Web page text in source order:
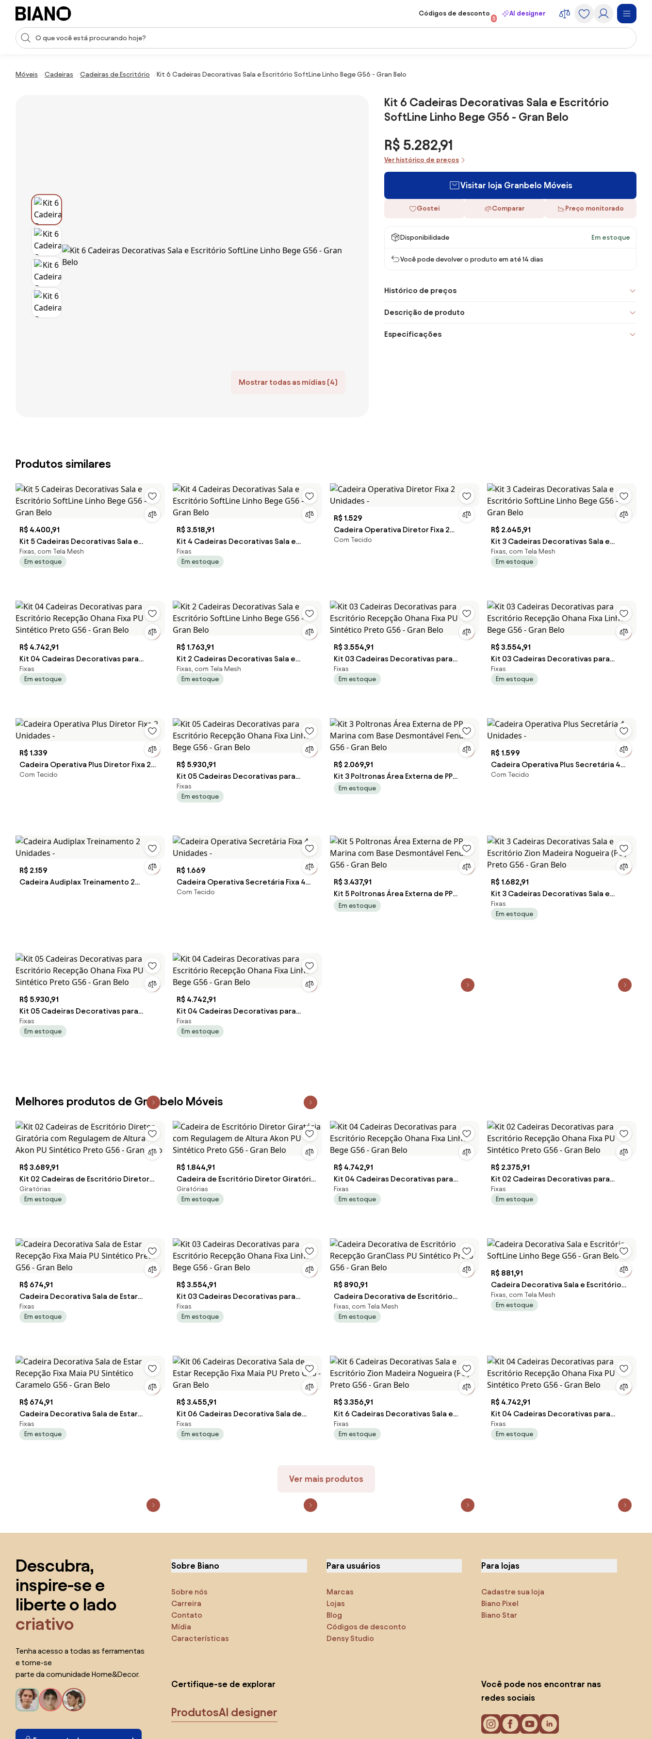
Saltar para o conteúdo
Entrada de pesquisa
Códigos de desconto
5
AI designer
Móveis Cadeiras Cadeiras de Escritório Kit 6 Cadeiras Decorativas Sala e Escritório SoftLine Linho Bege G56 - Gran Belo
Mostrar todas as mídias (4)
Kit 6 Cadeiras Decorativas Sala e Escritório
SoftLine Linho Bege G56 - Gran Belo
R$ 5.282,91
Ver histórico de preços
Visitar loja Granbelo Móveis
Gostei Comparar Preço monitorado
Disponibilidade Em estoque
Você pode devolver o produto em até 14 dias
Histórico de preços
Descrição de produto
Especificações
Produtos similares
R$ 4.400,91
Kit 5 Cadeiras Decorativas Sala e
Escritório SoftLine Linho Bege G56 -
Gran Belo
Fixas, com Tela Mesh
Em estoque
R$ 3.518,91
Kit 4 Cadeiras Decorativas Sala e
Escritório SoftLine Linho Bege G56 -
Gran Belo
Fixas
Em estoque
R$ 1.529
Cadeira Operativa Diretor Fixa 2
Unidades -
Com Tecido
R$ 2.645,91
Kit 3 Cadeiras Decorativas Sala e
Escritório SoftLine Linho Bege G56 -
Gran Belo
Fixas, com Tela Mesh
Em estoque
R$ 4.742,91
Kit 04 Cadeiras Decorativas para
Escritório Recepção Ohana Fixa PU
Sintético Preto G56 - Gran Belo
Fixas
Em estoque
R$ 1.763,91
Kit 2 Cadeiras Decorativas Sala e
Escritório SoftLine Linho Bege G56 -
Gran Belo
Fixas, com Tela Mesh
Em estoque
R$ 3.554,91
Kit 03 Cadeiras Decorativas para
Escritório Recepção Ohana Fixa PU
Sintético Preto G56 - Gran Belo
Fixas
Em estoque
R$ 3.554,91
Kit 03 Cadeiras Decorativas para
Escritório Recepção Ohana Fixa Linho
Bege G56 - Gran Belo
Fixas
Em estoque
R$ 1.339
Cadeira Operativa Plus Diretor Fixa 2
Unidades -
Com Tecido
R$ 5.930,91
Kit 05 Cadeiras Decorativas para
Escritório Recepção Ohana Fixa Linho
Bege G56 - Gran Belo
Fixas
Em estoque
R$ 2.069,91
Kit 3 Poltronas Área Externa de PP
Marina com Base Desmontável Fendi
Em estoque
R$ 1.599
Cadeira Operativa Plus Secretária 4
Unidades -
Com Tecido
R$ 2.159
Cadeira Audiplax Treinamento 2
R$ 1.669
Cadeira Operativa Secretária Fixa 4
Unidades -
Com Tecido
R$ 3.437,91
Kit 5 Poltronas Área Externa de PP
Marina com Base Desmontável Fendi
Em estoque
R$ 1.682,91
Kit 3 Cadeiras Decorativas Sala e
Escritório Zion Madeira Nogueira (PU)
Preto G56 - Gran Belo
Fixas
Em estoque
R$ 5.930,91
Kit 05 Cadeiras Decorativas para
Escritório Recepção Ohana Fixa PU
Sintético Preto G56 - Gran Belo
Fixas
Em estoque
R$ 4.742,91
Kit 04 Cadeiras Decorativas para
Escritório Recepção Ohana Fixa Linho
Bege G56 - Gran Belo
Fixas
Em estoque
Melhores produtos de Granbelo Móveis
R$ 3.689,91
Kit 02 Cadeiras de Escritório Diretor
Giratória com Regulagem de Altura
Akon PU Sintético Preto G56 - Gran
Giratórias
Em estoque
R$ 1.844,91
Cadeira de Escritório Diretor Giratória
com Regulagem de Altura Akon PU
Sintético Preto G56 - Gran Belo
Giratórias
Em estoque
R$ 4.742,91
Kit 04 Cadeiras Decorativas para
Escritório Recepção Ohana Fixa Linho
Bege G56 - Gran Belo
Fixas
Em estoque
R$ 2.375,91
Kit 02 Cadeiras Decorativas para
Escritório Recepção Ohana Fixa PU
Sintético Preto G56 - Gran Belo
Fixas
Em estoque
R$ 674,91
Cadeira Decorativa Sala de Estar
Recepção Fixa Maia PU Sintético Preto
G56 - Gran Belo
Fixas
Em estoque
R$ 3.554,91
Kit 03 Cadeiras Decorativas para
Escritório Recepção Ohana Fixa Linho
Bege G56 - Gran Belo
Fixas
Em estoque
R$ 890,91
Cadeira Decorativa de Escritório
Recepção GranClass PU Sintético
Preto G56 - Gran Belo
Fixas, com Tela Mesh
Em estoque
R$ 881,91
Cadeira Decorativa Sala e Escritório
SoftLine Linho Bege G56 - Gran Belo
Fixas, com Tela Mesh
Em estoque
R$ 674,91
Cadeira Decorativa Sala de Estar
Recepção Fixa Maia PU Sintético
Caramelo G56 - Gran Belo
Fixas
Em estoque
R$ 3.455,91
Kit 06 Cadeiras Decorativa Sala de
Estar Recepção Fixa Maia PU Preto G56
- Gran Belo
Fixas
Em estoque
R$ 3.356,91
Kit 6 Cadeiras Decorativas Sala e
Escritório Zion Madeira Nogueira (PU)
Preto G56 - Gran Belo
Fixas
Em estoque
R$ 4.742,91
Kit 04 Cadeiras Decorativas para
Escritório Recepção Ohana Fixa PU
Sintético Preto G56 - Gran Belo
Fixas
Em estoque
Ver mais produtos
Descubra,
inspire-se e
liberte o lado
criativo
Tenha acesso a todas as ferramentas
e torne-se
parte da comunidade Home&Decor.
Sobre Biano
Sobre nós
Carreira
Contato
Mídia
Características
Para usuários
Marcas
Lojas
Blog
Códigos de desconto
Densy Studio
Para lojas
Cadastre sua loja
Biano Pixel
Biano Star
Certifique-se de explorar
ProdutosAI designer
Você pode nos encontrar nas
redes sociais